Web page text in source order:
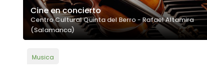
Cine en concierto
Centro Cultural Quinta del Berro - Rafael Altamira
(Salamanca)
Musica